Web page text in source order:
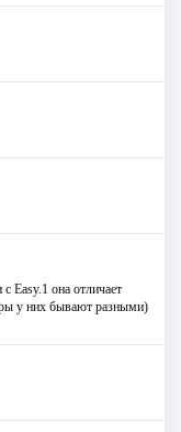
Easy.1 она отличает
у них бывают разными)